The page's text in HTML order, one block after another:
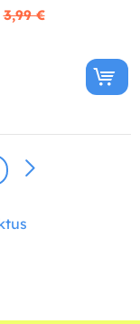
3,99 €